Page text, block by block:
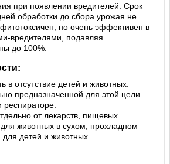
при появлении вредителей. Срок
обработки до сбора урожая не
но очень эффективен в
вредителями, подавляя
до 100%.
в отсутствие детей и животных.
предназначенной для этой цели
респираторе.
от лекарств, пищевых
животных в сухом, прохладном
детей и животных.